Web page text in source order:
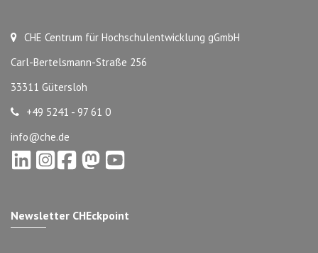
CHE Centrum für Hochschulentwicklung gGmbH
Carl-Bertelsmann-Straße 256
33311 Gütersloh
+49 5241 - 97 61 0
info@che.de
Newsletter CHEckpoint